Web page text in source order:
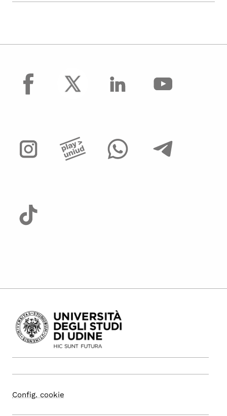
facebook
Config. cookie